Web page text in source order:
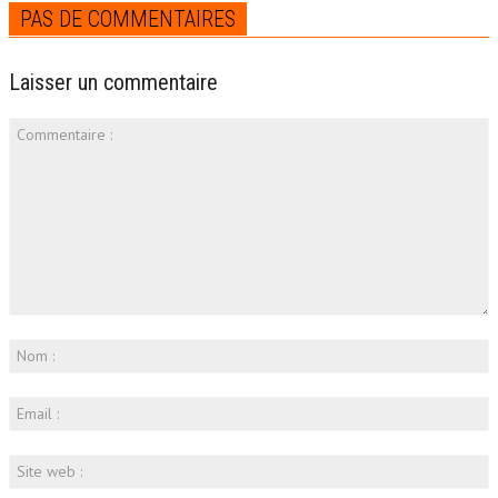
PAS DE COMMENTAIRES
Laisser un commentaire